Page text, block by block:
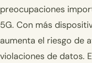
preocupaciones
5G. Con más
aumenta el riesgo de
violaciones de datos.